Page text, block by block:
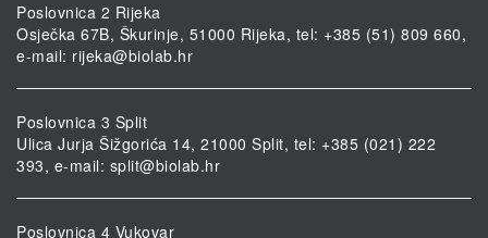
Poslovnica 2 Rijeka
Osječka 67B, Škurinje, 51000 Rijeka, tel: +385 (51) 809 660,
e-mail: rijeka@biolab.hr
Poslovnica 3 Split
Ulica Jurja Šižgorića 14, 21000 Split, tel: +385 (021) 222
393, e-mail: split@biolab.hr
Poslovnica 4 Vukovar